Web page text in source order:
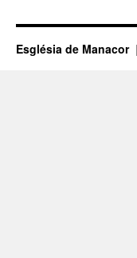
Església de Manacor